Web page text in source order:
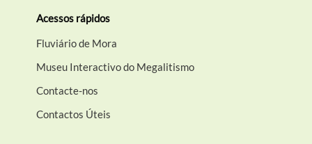
Acessos rápidos
Fluviário de Mora
Museu Interactivo do Megalitismo
Contacte-nos
Contactos Úteis